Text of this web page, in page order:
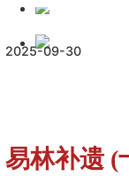
2025-09-30
易林补遗 (